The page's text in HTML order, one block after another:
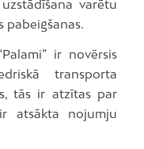
varētu
pabeigšanas.
ir novērsis
transporta
tās ir atzītas par
atsākta nojumju